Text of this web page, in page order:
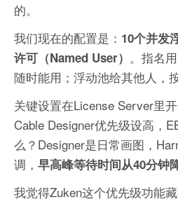
的。
我们现在的配置是： 10个并发
许可（Named User） 。指名
随时能用；浮动池给其他人，
关键设置在License Server里
Cable Designer优先级设高，
么？Designer是日常画图，
调， 早高峰等待时间从40分钟
我觉得Zuken这个优先级功能